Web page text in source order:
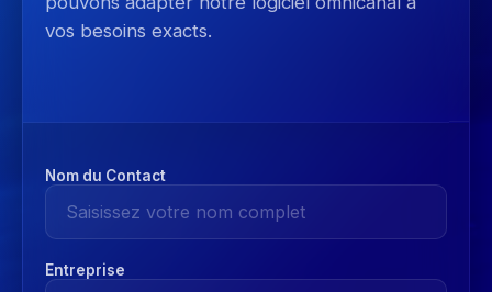
vos besoins exacts.
Nom du Contact
Entreprise